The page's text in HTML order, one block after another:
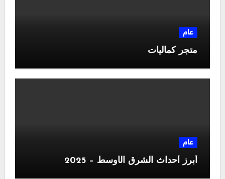
عام
متجر كماليات
عام
أبرز أحداث الشرق الأوسط – 2025